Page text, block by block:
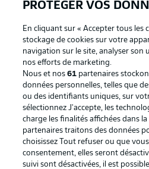
La publicité
Mentions Légales
PROTÉGER VOS
En cliquant sur « Accepter tous les
stockage de cookies sur votre
navigation sur le site, analyser son
nos efforts de marketing.
Nous et nos61 partenaires
données personnelles, telles que
ou des identifiants uniques, sur
sélectionnez J'accepte, les
charge les finalités affichées dans
partenaires traitons des données
choisissez Tout refuser ou que
consentement, elles seront
suivi sont désactivées, il est